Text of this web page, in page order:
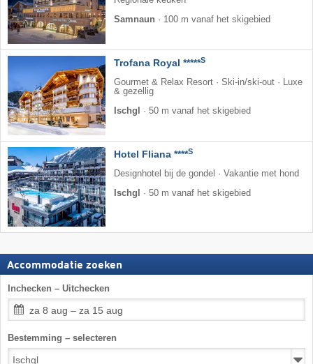
Samnaun · 100 m vanaf het skigebied
Trofana Royal *****S
Gourmet & Relax Resort · Ski-in/ski-out · Luxe
& gezellig
Ischgl · 50 m vanaf het skigebied
Hotel Fliana ****S
Designhotel bij de gondel · Vakantie met hond
Ischgl
· 50 m vanaf het skigebied
Accommodatie zoeken
Inchecken – Uitchecken
za 8 aug – za 15 aug
Bestemming – selecteren